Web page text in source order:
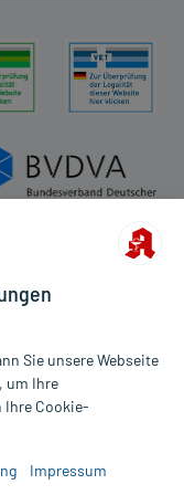
für
Arzt. Bitte
Sie unsere Webseite
um Ihre
Ihre Cookie-
Impressum